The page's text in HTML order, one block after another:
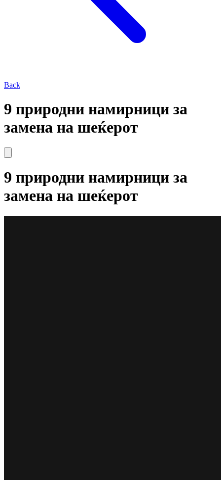
Back
9 природни намирници за
замена на шеќерот
9 природни намирници за
замена на шеќерот